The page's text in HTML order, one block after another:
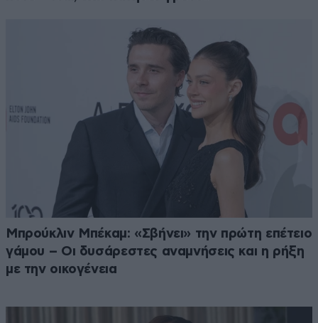
Μπρούκλιν Μπέκαμ: «Σβήνει» την πρώτη επέτειο
γάμου – Οι δυσάρεστες αναμνήσεις και η ρήξη
με την οικογένεια